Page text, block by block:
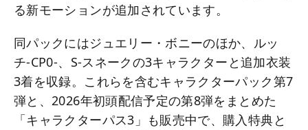
る新モーションが追加されています。
同パックにはジュエリー・ボニーのほか、ルッ
チ‐CP0‐、S-スネークの3キャラクターと追加衣装
3着を収録。これらを含むキャラクターパック第7
弾と、2026年初頭配信予定の第8弾をまとめた
「キャラクターパス3」も販売中で、購入特典と